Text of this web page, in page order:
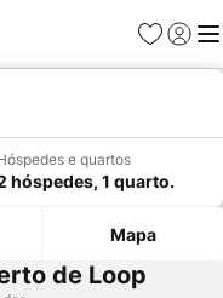
Favoritos
Iniciar
e quartos
hóspedes, 1 quarto.
Mapa
de Loop